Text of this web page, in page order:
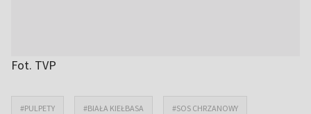
Fot. TVP
#PULPETY #BIAŁA KIEŁBASA #SOS CHRZANOWY